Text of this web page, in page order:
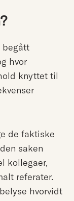
begått
hvor
knyttet til
de faktiske
saken
kollegaer,
referater.
hvorvidt